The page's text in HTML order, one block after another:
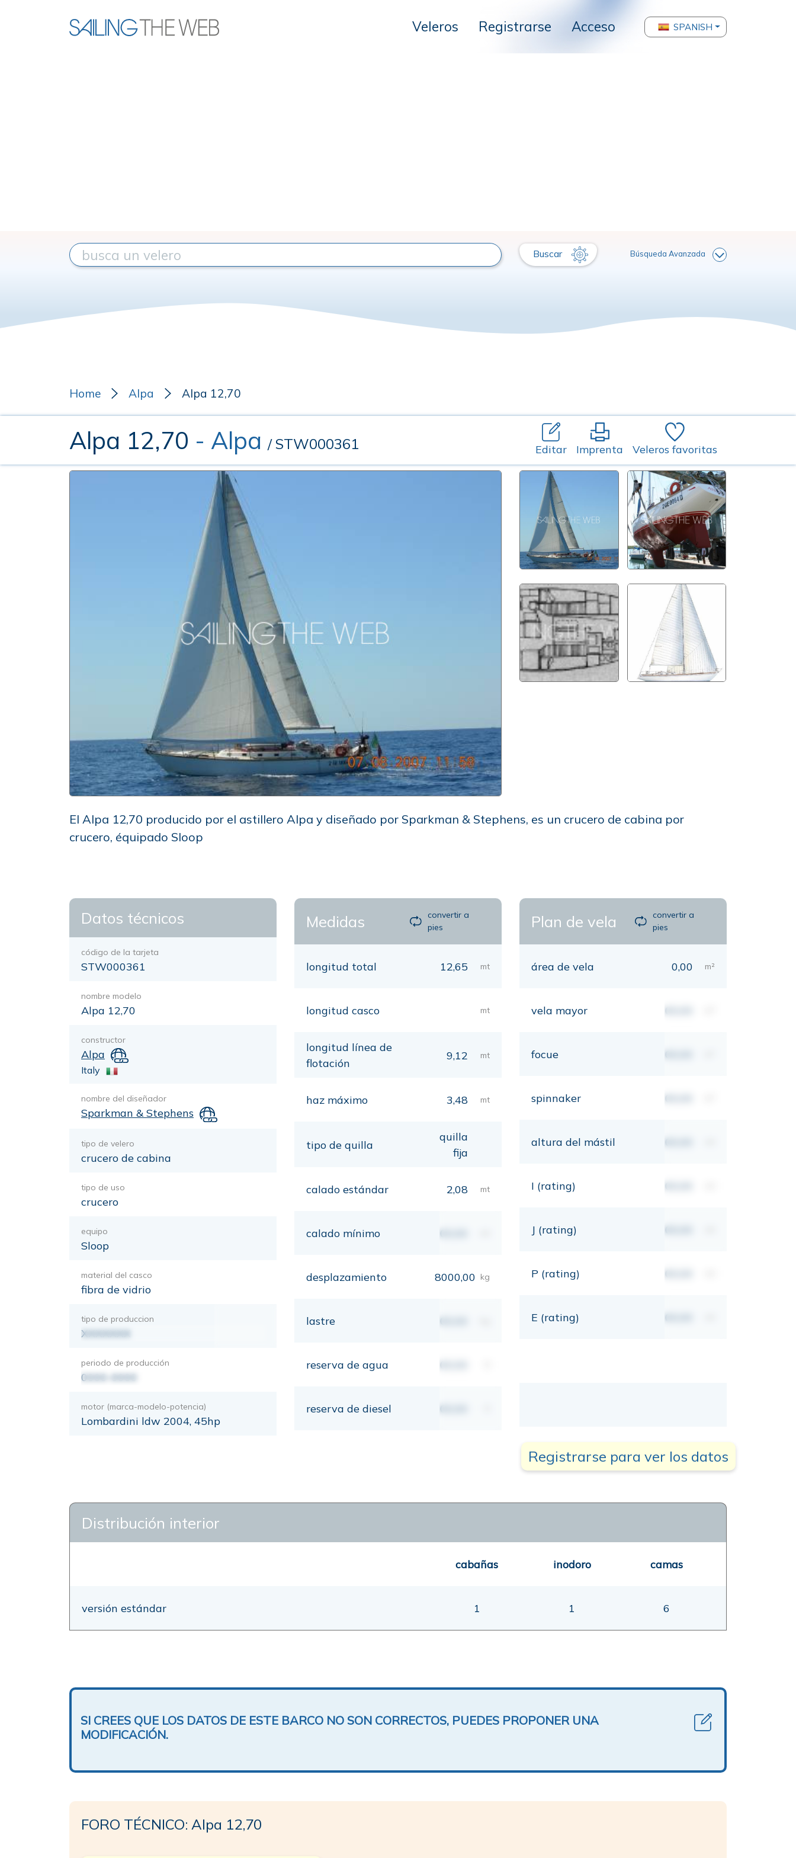
Veleros Registrarse Acceso SPANISH
Buscar Búsqueda Avanzada
Home Alpa Alpa 12,70
Alpa 12,70 - Alpa / STW000361 Editar Imprenta Veleros favoritas
El Alpa 12,70 producido por el astillero Alpa y diseñado por Sparkman & Stephens, es un crucero de cabina por
crucero, équipado Sloop
Datos técnicos
código de la tarjeta
STW000361
nombre modelo
Alpa 12,70
constructor
Alpa
Italy
nombre del diseñador
Sparkman & Stephens
tipo de velero
crucero de cabina
tipo de uso
crucero
equipo
Sloop
material del casco
fibra de vidrio
tipo de produccion
XXXXXXX
periodo de producción
0000-0000
motor (marca-modelo-potencia)
Lombardini ldw 2004, 45hp
Medidas
convertir a
pies
longitud total 12,65 mt
longitud casco mt
longitud línea de
flotación
9,12 mt
haz máximo 3,48 mt
tipo de quilla
quilla
fija
calado estándar 2,08 mt
calado mínimo 00,00
desplazamiento 8000,00 kg
lastre 00,00
reserva de agua 00,00
reserva de diesel 00,00
Plan de vela
convertir a
pies
área de vela 0,00 m²
vela mayor 00,00
focue 00,00
spinnaker 00,00
altura del mástil 00,00
I (rating) 00,00
J (rating) 00,00
P (rating) 00,00
E (rating) 00,00
Registrarse para ver los datos
Distribución interior
cabañas inodoro camas
versión estándar 1 1 6
SI CREES QUE LOS DATOS DE ESTE BARCO NO SON CORRECTOS, PUEDES PROPONER UNA
MODIFICACIÓN.
FORO TÉCNICO: Alpa 12,70